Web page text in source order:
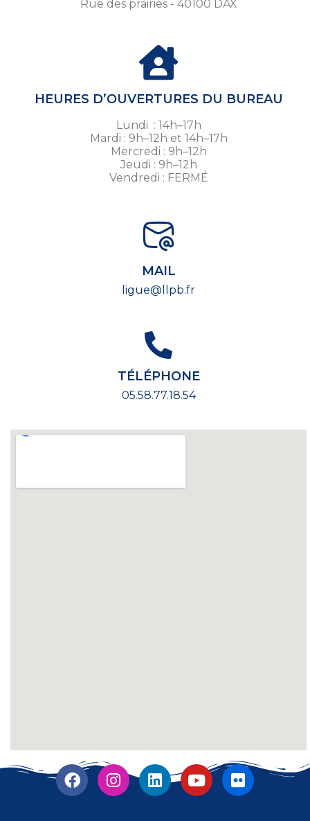
Rue des prairies - 40100 DAX
HEURES D’OUVERTURES DU BUREAU
Lundi : 14h–17h
Mardi : 9h–12h et 14h–17h
Mercredi : 9h–12h
Jeudi : 9h–12h
Vendredi : FERMÉ
MAIL
ligue@llpb.fr
TÉLÉPHONE
05.58.77.18.54